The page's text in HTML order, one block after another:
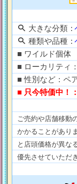
大きな分類：
種類や品種：
■ ワイルド個体
■ ローカリティ
■ 性別など：ペ
■ 只今特価中！
ご売約や店舗移動
かかることがあり
と店頭価格が異な
優先させていただ